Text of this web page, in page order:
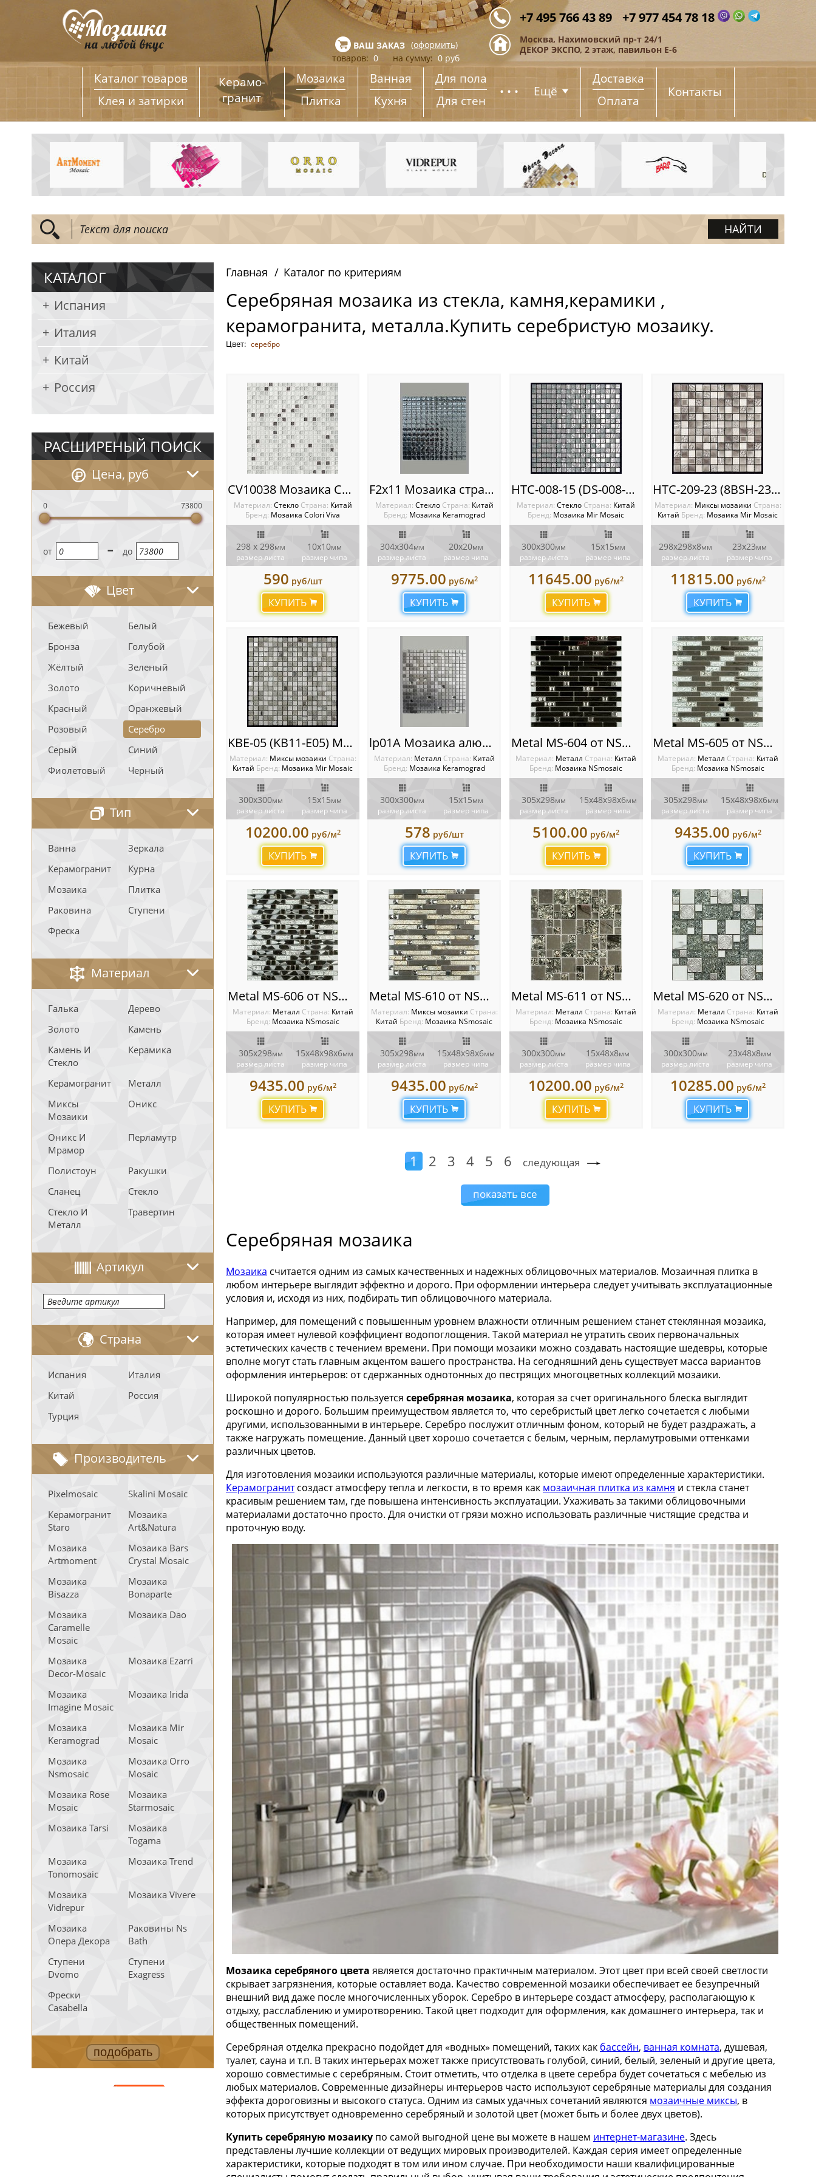
+7 495 766 43 89 +7 977 454 78 18
Москва, Нахимовский пр-т 24/1
ДЕКОР ЭКСПО, 2 этаж, павильон Е-6
ВАШ ЗАКАЗ (оформить)
товаров: 0 на сумму: 0 руб
Каталог товаров
Клея и затирки
Керамо­
гранит
Мозаика
Плитка
Ванная
Кухня
Для пола
Для стен
... Ещё
Доставка
Оплата
Контакты
КАТАЛОГ
Испания
Италия
Китай
Россия
РАСШИРЕНЫЙ ПОИСК
Цена, руб
0 73800
oт - до
Цвет
Бежевый
Белый
Бронза
Голубой
Жёлтый
Зеленый
Золото
Коричневый
Красный
Оранжевый
Розовый
Серебро
Серый
Синий
Фиолетовый
Черный
Тип
Ванна
Зеркала
Керамогранит
Курна
Мозаика
Плитка
Раковина
Ступени
Фреска
Материал
Галька
Дерево
Золото
Камень
Камень И
Стекло
Керамика
Керамогранит
Металл
Миксы
Мозаики
Оникс
Оникс И
Мрамор
Перламутр
Полистоун
Ракушки
Сланец
Стекло
Стекло И
Металл
Травертин
Артикул
Страна
Испания
Италия
Китай
Россия
Турция
Производитель
Pixelmosaic
Skalini Mosaic
Керамогранит
Staro
Мозаика
Art&Natura
Мозаика
Artmoment
Мозаика Bars
Crystal Mosaic
Мозаика
Bisazza
Мозаика
Bonaparte
Мозаика
Caramelle
Mosaic
Мозаика Dao
Мозаика
Decor-Mosaic
Мозаика Ezarri
Мозаика
Imagine Mosaic
Мозаика Irida
Мозаика
Keramograd
Мозаика Mir
Mosaic
Мозаика
Nsmosaic
Мозаика Orro
Mosaic
Мозаика Rose
Mosaic
Мозаика
Starmosaic
Мозаика Tarsi
Мозаика
Togama
Мозаика
Tonomosaic
Мозаика Trend
Мозаика
Vidrepur
Мозаика Vivere
Мозаика
Опера Декора
Раковины Ns
Bath
Ступени
Dvomo
Ступени
Exagress
Фрески
Casabella
Главная Каталог по критериям
Серебряная мозаика из стекла, камня,керамики ,
керамогранита, металла.Купить серебристую мозаику.
Цвет: серебро
CV10038 Мозаика Colori Viva Crystal
Материал: Стекло Cтрана: Китай
Бренд: Мозаика Colori Viva
298 x 298мм
размер листа
10х10мм
размер чипа
590 руб/шт
КУПИТЬ
F2x11 Мозаика стразы
Материал: Стекло Cтрана: Китай
Бренд: Мозаика Keramograd
304x304мм
размер листа
20x20мм
размер чипа
9775.00 руб/м2
КУПИТЬ
HTC-008-15 (DS-008-15) Мозаика Mir mosaic
Материал:Стекло Cтрана: Китай
Бренд: Мозаика Mir Mosaic
300x300мм
размер листа
15x15мм
размер чипа
11645.00 руб/м2
КУПИТЬ
HTC-209-23 (8BSH-2309R) Мозаика Mir mosaic
Материал: Миксы мозаики Cтрана:
Китай Бренд: Мозаика Mir Mosaic
298x298х8мм
размер листа
23x23мм
размер чипа
11815.00 руб/м2
КУПИТЬ
KBE-05 (KB11-E05) Мозаика Mir mosaic
Материал: Миксы мозаики Cтрана:
Китай Бренд: Мозаика Mir Mosaic
300x300мм
размер листа
15х15мм
размер чипа
10200.00 руб/м2
КУПИТЬ
lp01A Мозаика алюминиевая
Материал: Металл Cтрана: Китай
Бренд: Мозаика Keramograd
300х300мм
размер листа
15х15мм
размер чипа
578 руб/шт
КУПИТЬ
Metal MS-604 от NSmosaic
Материал: Металл Cтрана: Китай
Бренд: Мозаика NSmosaic
305x298мм
размер листа
15х48x98х6мм
размер чипа
5100.00 руб/м2
КУПИТЬ
Metal MS-605 от NSmosaic
Материал: Металл Cтрана: Китай
Бренд: Мозаика NSmosaic
305x298мм
размер листа
15х48x98х6мм
размер чипа
9435.00 руб/м2
КУПИТЬ
Metal MS-606 от NSmosaic
Материал: Металл Cтрана: Китай
Бренд: Мозаика NSmosaic
305x298мм
размер листа
15х48x98х6мм
размер чипа
9435.00 руб/м2
КУПИТЬ
Metal MS-610 от NSmosaic
Материал: Миксы мозаики Cтрана:
Китай Бренд: Мозаика NSmosaic
305x298мм
размер листа
15х48x98х6мм
размер чипа
9435.00 руб/м2
КУПИТЬ
Metal MS-611 от NSmosaic
Материал: Металл Cтрана: Китай
Бренд: Мозаика NSmosaic
300x300мм
размер листа
15х48х8мм
размер чипа
10200.00 руб/м2
КУПИТЬ
Metal MS-620 от NSmosaic
Материал: Металл Cтрана: Китай
Бренд: Мозаика NSmosaic
300x300мм
размер листа
23х48х8мм
размер чипа
10285.00 руб/м2
КУПИТЬ
1 2 3 4 5 6 следующая
показать все
Серебряная мозаика
Мозаика считается одним из самых качественных и надежных облицовочных материалов. Мозаичная плитка в
любом интерьере выглядит эффектно и дорого. При оформлении интерьера следует учитывать эксплуатационные
условия и, исходя из них, подбирать тип облицовочного материала.
Например, для помещений с повышенным уровнем влажности отличным решением станет стеклянная мозаика,
которая имеет нулевой коэффициент водопоглощения. Такой материал не утратить своих первоначальных
эстетических качеств с течением времени. При помощи мозаики можно создавать настоящие шедевры, которые
вполне могут стать главным акцентом вашего пространства. На сегодняшний день существует масса вариантов
оформления интерьеров: от сдержанных однотонных до пестрящих многоцветных коллекций мозаики.
Широкой популярностью пользуется серебряная мозаика, которая за счет оригинального блеска выглядит
роскошно и дорого. Большим преимуществом является то, что серебристый цвет легко сочетается с любыми
другими, использованными в интерьере. Серебро послужит отличным фоном, который не будет раздражать, а
также нагружать помещение. Данный цвет хорошо сочетается с белым, черным, перламутровыми оттенками
различных цветов.
Для изготовления мозаики используются различные материалы, которые имеют определенные характеристики.
Керамогранитсоздаст атмосферу тепла и легкости, в то время как мозаичная плитка из камня и стекла станет
красивым решением там, где повышена интенсивность эксплуатации. Ухаживать за такими облицовочными
материалами достаточно просто. Для очистки от грязи можно использовать различные чистящие средства и
проточную воду.
Мозаика серебряного цвета является достаточно практичным материалом. Этот цвет при всей своей светлости
скрывает загрязнения, которые оставляет вода. Качество современной мозаики обеспечивает ее безупречный
внешний вид даже после многочисленных уборок. Серебро в интерьере создаст атмосферу, располагающую к
отдыху, расслаблению и умиротворению. Такой цвет подходит для оформления, как домашнего интерьера, так и
общественных помещений.
Серебряная отделка прекрасно подойдет для «водных» помещений, таких как бассейн, ванная комната, душевая,
туалет, сауна и т.п. В таких интерьерах может также присутствовать голубой, синий, белый, зеленый и другие цвета,
хорошо совместимые с серебряным. Стоит отметить, что отделка в цвете серебра будет сочетаться с мебелью из
любых материалов. Современные дизайнеры интерьеров часто используют серебряные материалы для создания
эффекта дороговизны и высокого статуса. Одним из самых удачных сочетаний являются мозаичные миксы, в
которых присутствует одновременно серебряный и золотой цвет (может быть и более двух цветов).
Купить серебряную мозаику по самой выгодной цене вы можете в нашем интернет-магазине. Здесь
представлены лучшие коллекции от ведущих мировых производителей. Каждая серия имеет определенные
характеристики, которые подходят в том или ином случае. При необходимости наши квалифицированные